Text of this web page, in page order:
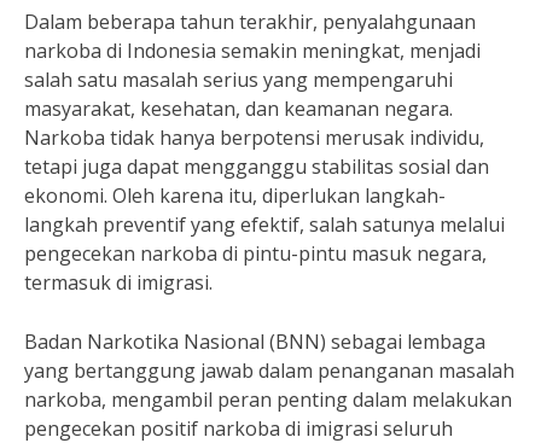
Dalam beberapa tahun terakhir, penyalahgunaan
narkoba di Indonesia semakin meningkat, menjadi
salah satu masalah serius yang mempengaruhi
masyarakat, kesehatan, dan keamanan negara.
Narkoba tidak hanya berpotensi merusak individu,
tetapi juga dapat mengganggu stabilitas sosial dan
ekonomi. Oleh karena itu, diperlukan langkah-
langkah preventif yang efektif, salah satunya melalui
pengecekan narkoba di pintu-pintu masuk negara,
termasuk di imigrasi.
Badan Narkotika Nasional (BNN) sebagai lembaga
yang bertanggung jawab dalam penanganan masalah
narkoba, mengambil peran penting dalam melakukan
pengecekan positif narkoba di imigrasi seluruh